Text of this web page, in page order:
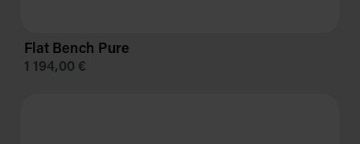
Flat Bench Pure
1 194,00 €